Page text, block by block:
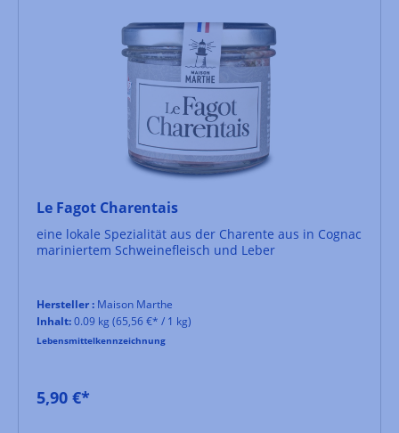
Le Fagot Charentais
eine lokale Spezialität aus der Charente aus in Cognac
mariniertem Schweinefleisch und Leber
Hersteller : Maison Marthe
Inhalt:0.09 kg (65,56 €* / 1 kg)
Lebensmittelkennzeichnung
5,90 €*